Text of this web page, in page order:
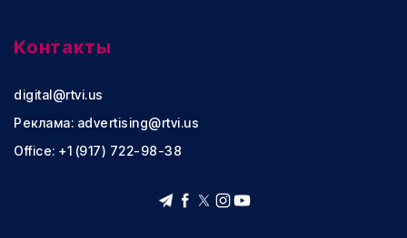
Контакты
digital@rtvi.us
Реклама: advertising@rtvi.us
Office: +1 (917) 722-98-38